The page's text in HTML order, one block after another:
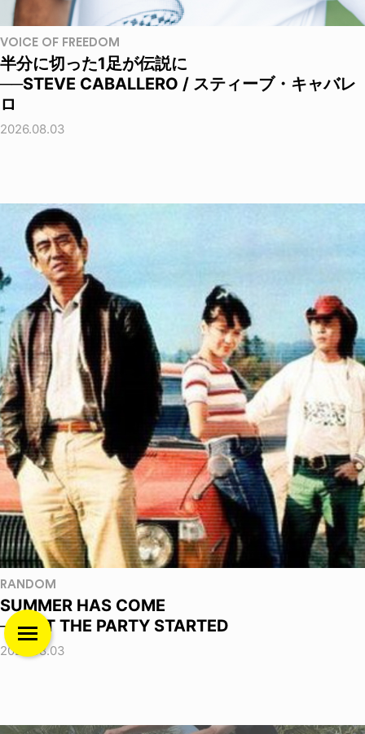
VOICE OF FREEDOM
半分に切った1足が伝説に
──STEVE CABALLERO / スティーブ・キャバレ
ロ
2026.08.03
RANDOM
SUMMER HAS COME
──GET THE PARTY STARTED
2026.08.03